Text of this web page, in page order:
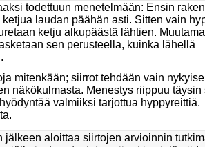
todettuun menetelmään: Ensin
laudan päähän asti. Sitten vain
ketju alkupäästä lähtien. Muutama
sen perusteella, kuinka lähellä
mitenkään; siirrot tehdään vain
näkökulmasta. Menestys riippuu täysin
valmiiksi tarjottua hyppyreittiä.
aloittaa siirtojen arvioinnin